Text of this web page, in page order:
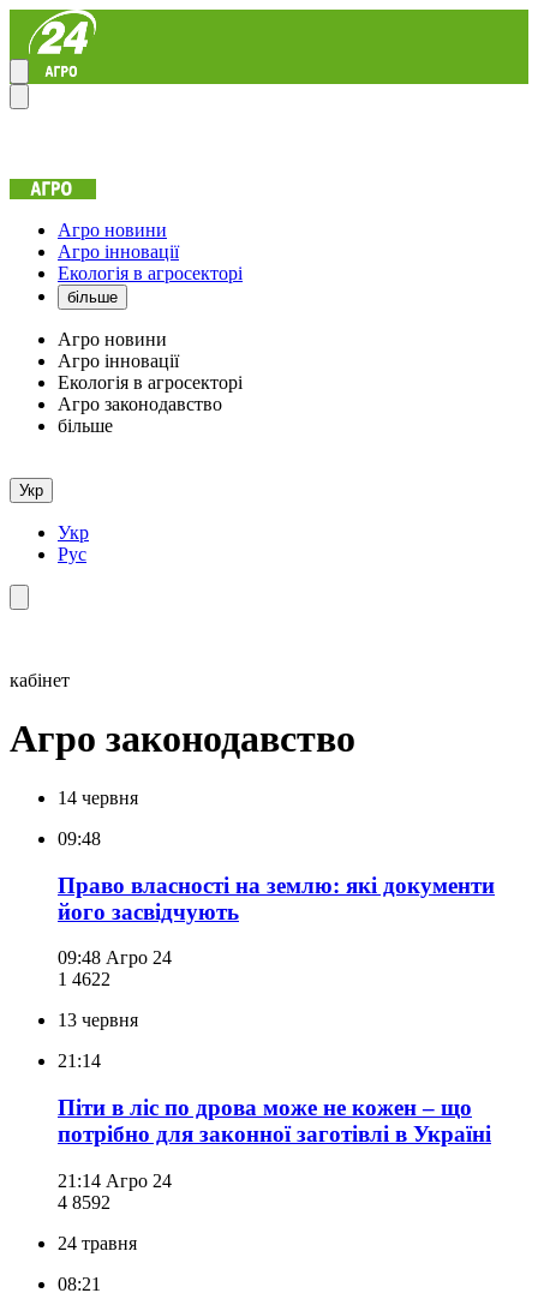
Агро новини
Агро інновації
Екологія в агросекторі
більше
Агро новини
Агро інновації
Екологія в агросекторі
Агро законодавство
більше
Укр
Укр
Рус
кабінет
Агро законодавство
14 червня
09:48
Право власності на землю: які документи
його засвідчують
09:48 Агро 24
1 4622
13 червня
21:14
Піти в ліс по дрова може не кожен – що
потрібно для законної заготівлі в Україні
21:14 Агро 24
4 8592
24 травня
08:21